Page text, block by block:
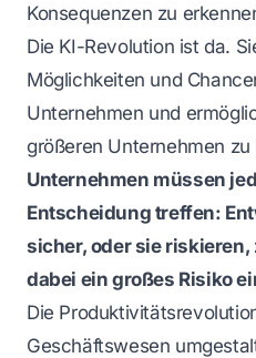
Konsequenzen zu
Die KI-Revolution ist da.
Möglichkeiten und
Unternehmen und
größeren Unternehmen zu
Unternehmen müssen
Entscheidung treffen:
sicher, oder sie
dabei ein großes Risiko
Die
Geschäftswesen